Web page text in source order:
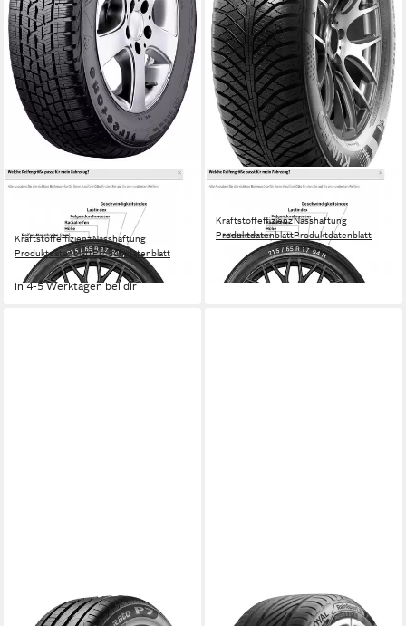
FIRESTONE
Ganzjahresreifen
MULTISEASON GEN-02
Kraftstoffeffizienz
Produktdatenblatt
Nasshaftung
Produktdatenblatt
ab 172,99 €
in 4-5 Werktagen bei dir
KUMHO
Ganzjahresreifen Solus HA31
Kraftstoffeffizienz
Produktdatenblatt
Nasshaftung
Produktdatenblatt
86,99 €
in 4-5 Werktagen bei dir